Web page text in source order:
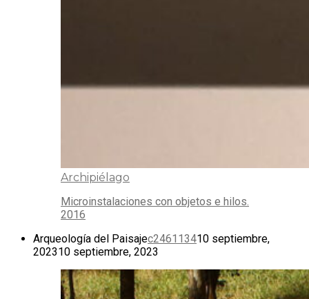
Archipiélago
Microinstalaciones con objetos e hilos.
2016
Arqueología del Paisajec246113410 septiembre,
202310 septiembre, 2023